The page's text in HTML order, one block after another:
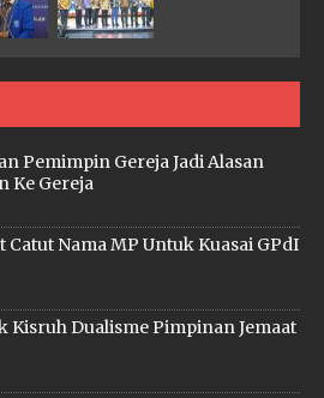
Pemimpin Gereja Jadi Alasan
Ke Gereja
Catut Nama MP Untuk Kuasai GPdI
Kisruh Dualisme Pimpinan Jemaat